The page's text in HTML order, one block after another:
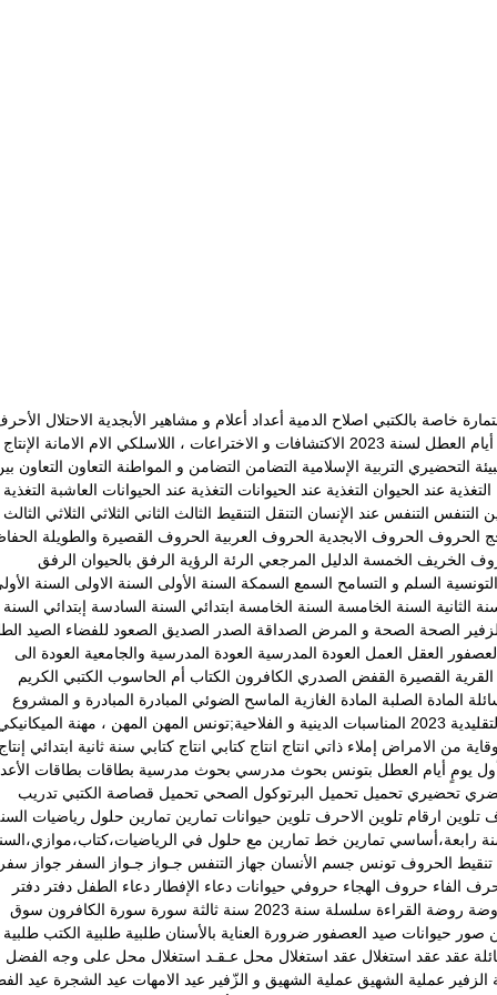
خاصة بالكتبي اصلاح الدمية أعداد أعلام و مشاهير الأبجدية الاحتلال
العطل لسنة 2023
الاكتشافات و الاختراعات ، اللاسلكي الام الامانة الإنتاج
التحضيري التربية الإسلامية التضامن التضامن و المواطنة التعاون التعاون
التغذية عند الحيوان التغذية عند الحيوانات التغذية عند الحيوانات العاشبة
التنفس التنفس عند الإنسان التنقل التنقيط الثالث الثاني الثلاثي الثلاثي الثالث
الحروف الحروف الابجدية الحروف العربية الحروف القصيرة والطويلة
الخريف الخمسة الدليل المرجعي الرئة الرؤية الرفق بالحيوان الرفق
السلم و التسامح السمع السمكة السنة الأولى السنة الاولى السنة
الثانية السنة الخامسة السنة الخامسة ابتدائي السنة السادسة إبتدائي السنة
الصحة الصحة و المرض الصداقة الصدر الصديق الصعود للفضاء الصيد
العقل العمل العودة المدرسية العودة المدرسية والجامعية العودة الى
القرية القصيرة القفض الصدري الكافرون الكتاب أم الحاسوب الكتبي الكريم
المادة الصلبة المادة الغازية الماسح الضوئي المبادرة المبادرة و المشروع
2023
المناسبات الدينية و الفلاحية;تونس المهن المهن ، مهنة
من الامراض إملاء ذاتي انتاج انتاج كتابي انتاج كتابي سنة ثانية ابتدائي إنتاج
يومٍ أيام العطل بتونس بحوث مدرسي بحوث مدرسية بطاقات بطاقات
تحضيري تحميل تحميل البرتوكول الصحي تحميل قصاصة الكتبي تدريب
تلوين ارقام تلوين الاحرف تلوين حيوانات تمارين تمارين حلول رياضيات
رابعة،أساسي تمارين خط تمارين مع حلول في
تنقيط الحروف تونس جسم الأنسان جهاز التنفس جـواز جـواز السفر جواز سفر
الفاء حروف الهجاء حروفي حيوانات دعاء الإفطار دعاء الطفل دفتر دفتر
روضة القراءة سلسلة سنة 2023 سنة ثالثة سورة سورة الكافرون سوق
صور حيوانات صيد العصفور ضرورة العناية بالأسنان طلبية طلبية الكتب طلبية
عقد عقد استغلال عقد استغلال محل عـقـد استغلال محل على وجه الفضل
الزفير عملية الشهيق عملية الشهيق و الزّفير عيد الامهات عيد الشجرة عيد